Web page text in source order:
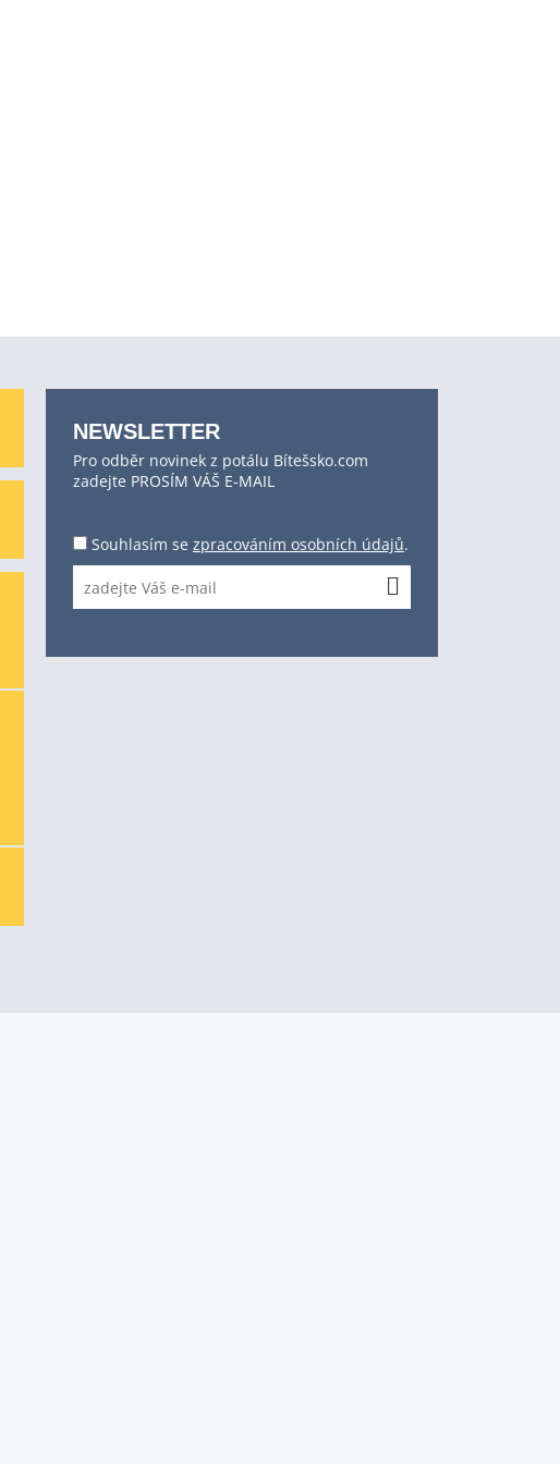
NEWSLETTER
Pro odběr novinek z potálu Bítešsko.com
zadejte PROSÍM VÁŠ E-MAIL
Souhlasím se zpracováním osobních údajů.